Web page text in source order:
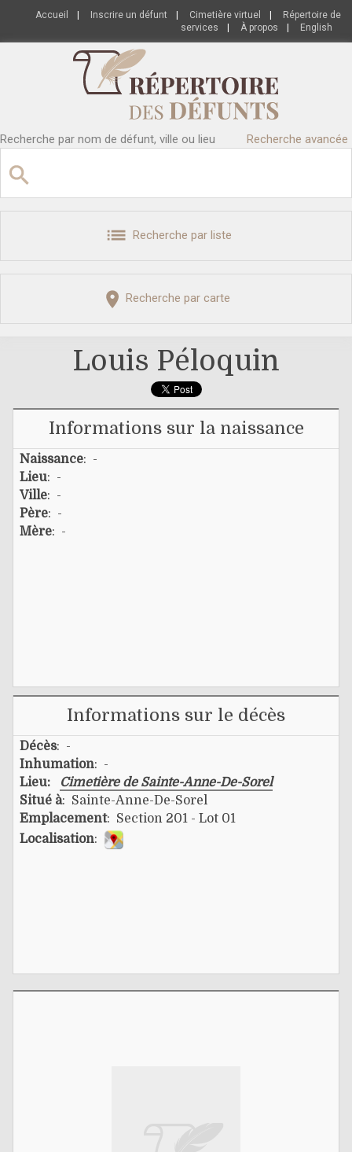
Accueil Inscrire un défunt Cimetière virtuel
Répertoire de
services
À propos English
Recherche par nom de défunt, ville ou lieu Recherche avancée
Recherche par liste
Recherche par carte
Louis Péloquin
Informations sur la naissance
Naissance: -
Lieu: -
Ville: -
Père: -
Mère: -
Informations sur le décès
Décès: -
Inhumation: -
Lieu:
Cimetière de Sainte-Anne-De-Sorel
Situé à: Sainte-Anne-De-Sorel
Emplacement: Section 201 - Lot 01
Localisation: